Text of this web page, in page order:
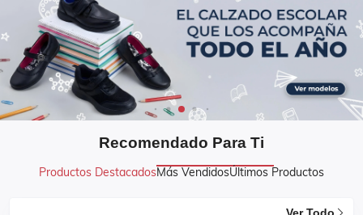
Recomendado Para Ti
Productos DestacadosMás VendidosÚltimos Productos